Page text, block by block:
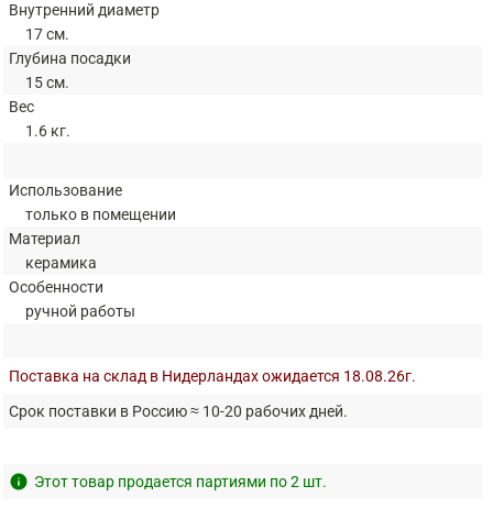
Внутренний диаметр
17 см.
Глубина посадки
15 см.
Вес
1.6 кг.
Использование
только в помещении
Материал
керамика
Особенности
ручной работы
Поставка на склад в Нидерландах ожидается 18.08.26г.
Срок поставки в Россию ≈ 10-20 рабочих дней.
info Этот товар продается партиями по 2 шт.